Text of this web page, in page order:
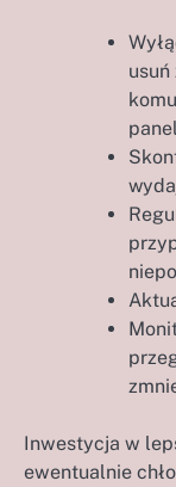
Inwestycja w
ewentualnie